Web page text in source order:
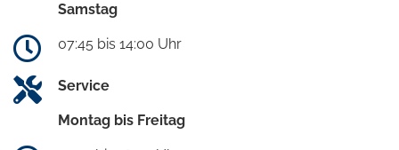
Samstag
07:45 bis 14:00 Uhr
Service
Montag bis Freitag